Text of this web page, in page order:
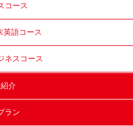
コース
英語コース
ネスコース
介
ラン